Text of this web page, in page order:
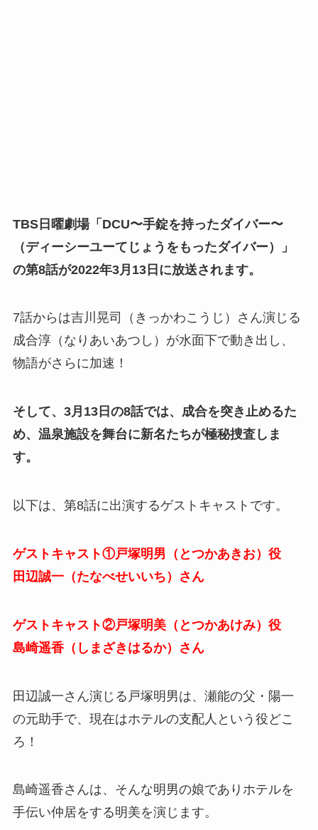
TBS日曜劇場「DCU〜手錠を持ったダイバー〜
（ディーシーユーてじょうをもったダイバー）」
の第8話が2022年3月13日に放送されます。
7話からは吉川晃司（きっかわこうじ）さん演じる
成合淳（なりあいあつし）が水面下で動き出し、
物語がさらに加速！
そして、3月13日の8話では、成合を突き止めるた
め、温泉施設を舞台に新名たちが極秘捜査しま
す。
以下は、第8話に出演するゲストキャストです。
ゲストキャスト①戸塚明男（とつかあきお）役
田辺誠一（たなべせいいち）さん
ゲストキャスト②戸塚明美（とつかあけみ）役
島崎遥香（しまざきはるか）さん
田辺誠一さん演じる戸塚明男は、瀬能の父・陽一
の元助手で、現在はホテルの支配人という役どこ
ろ！
島崎遥香さんは、そんな明男の娘でありホテルを
手伝い仲居をする明美を演じます。